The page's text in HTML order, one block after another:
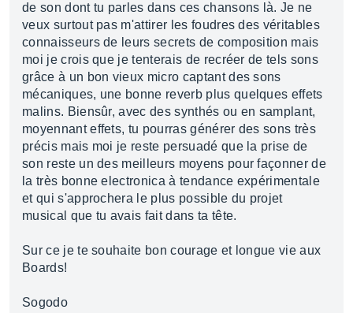
de son dont tu parles dans ces chansons là. Je ne
veux surtout pas m'attirer les foudres des véritables
connaisseurs de leurs secrets de composition mais
moi je crois que je tenterais de recréer de tels sons
grâce à un bon vieux micro captant des sons
mécaniques, une bonne reverb plus quelques effets
malins. Biensûr, avec des synthés ou en samplant,
moyennant effets, tu pourras générer des sons très
précis mais moi je reste persuadé que la prise de
son reste un des meilleurs moyens pour façonner de
la très bonne electronica à tendance expérimentale
et qui s'approchera le plus possible du projet
musical que tu avais fait dans ta tête.
Sur ce je te souhaite bon courage et longue vie aux
Boards!
Sogodo